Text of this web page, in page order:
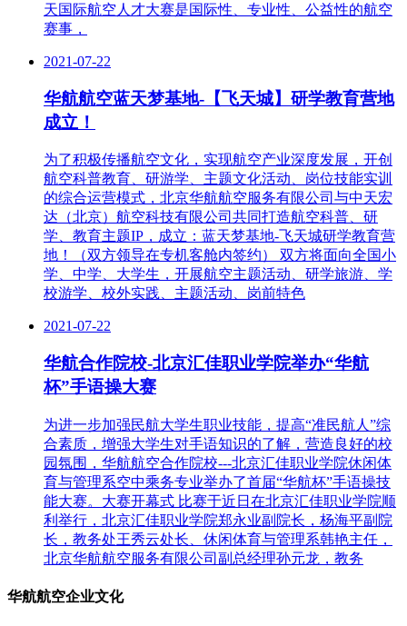
天国际航空人才大赛是国际性、专业性、公益性的航空
赛事，
2021-07-22
华航航空蓝天梦基地-【飞天城】研学教育营地
成立！
为了积极传播航空文化，实现航空产业深度发展，开创
航空科普教育、研游学、主题文化活动、岗位技能实训
的综合运营模式，北京华航航空服务有限公司与中天宏
达（北京）航空科技有限公司共同打造航空科普、研
学、教育主题IP，成立：蓝天梦基地-飞天城研学教育营
地！（双方领导在专机客舱内签约） 双方将面向全国小
学、中学、大学生，开展航空主题活动、研学旅游、学
校游学、校外实践、主题活动、岗前特色
2021-07-22
华航合作院校-北京汇佳职业学院举办“华航
杯”手语操大赛
为进一步加强民航大学生职业技能，提高“准民航人”综
合素质，增强大学生对手语知识的了解，营造良好的校
园氛围，华航航空合作院校---北京汇佳职业学院休闲体
育与管理系空中乘务专业举办了首届“华航杯”手语操技
能大赛。大赛开幕式 比赛于近日在北京汇佳职业学院顺
利举行，北京汇佳职业学院郑永业副院长，杨海平副院
长，教务处王秀云处长、休闲体育与管理系韩艳主任，
北京华航航空服务有限公司副总经理孙元龙，教务
华航航空企业文化